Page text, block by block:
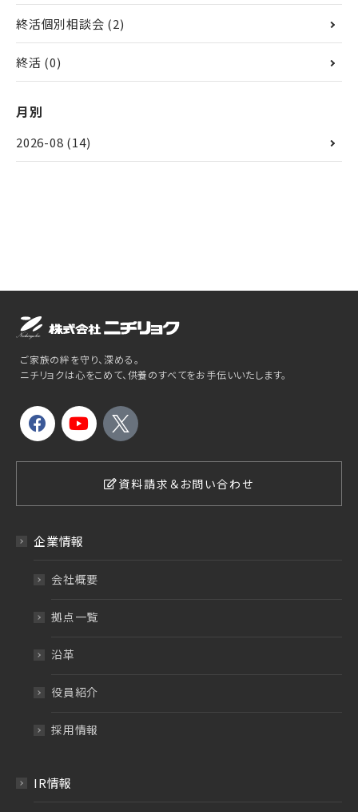
終活個別相談会 (2)
終活 (0)
月別
2026-08 (14)
ご家族の絆を守り、深める。
ニチリョクは心をこめて、供養のすべてをお手伝いいたします。
資料請求＆お問い合わせ
企業情報
会社概要
拠点一覧
沿革
役員紹介
採用情報
IR情報